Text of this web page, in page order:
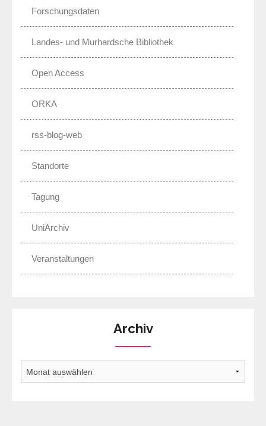
Forschungsdaten
Landes- und Murhardsche Bibliothek
Open Access
ORKA
rss-blog-web
Standorte
Tagung
UniArchiv
Veranstaltungen
Archiv